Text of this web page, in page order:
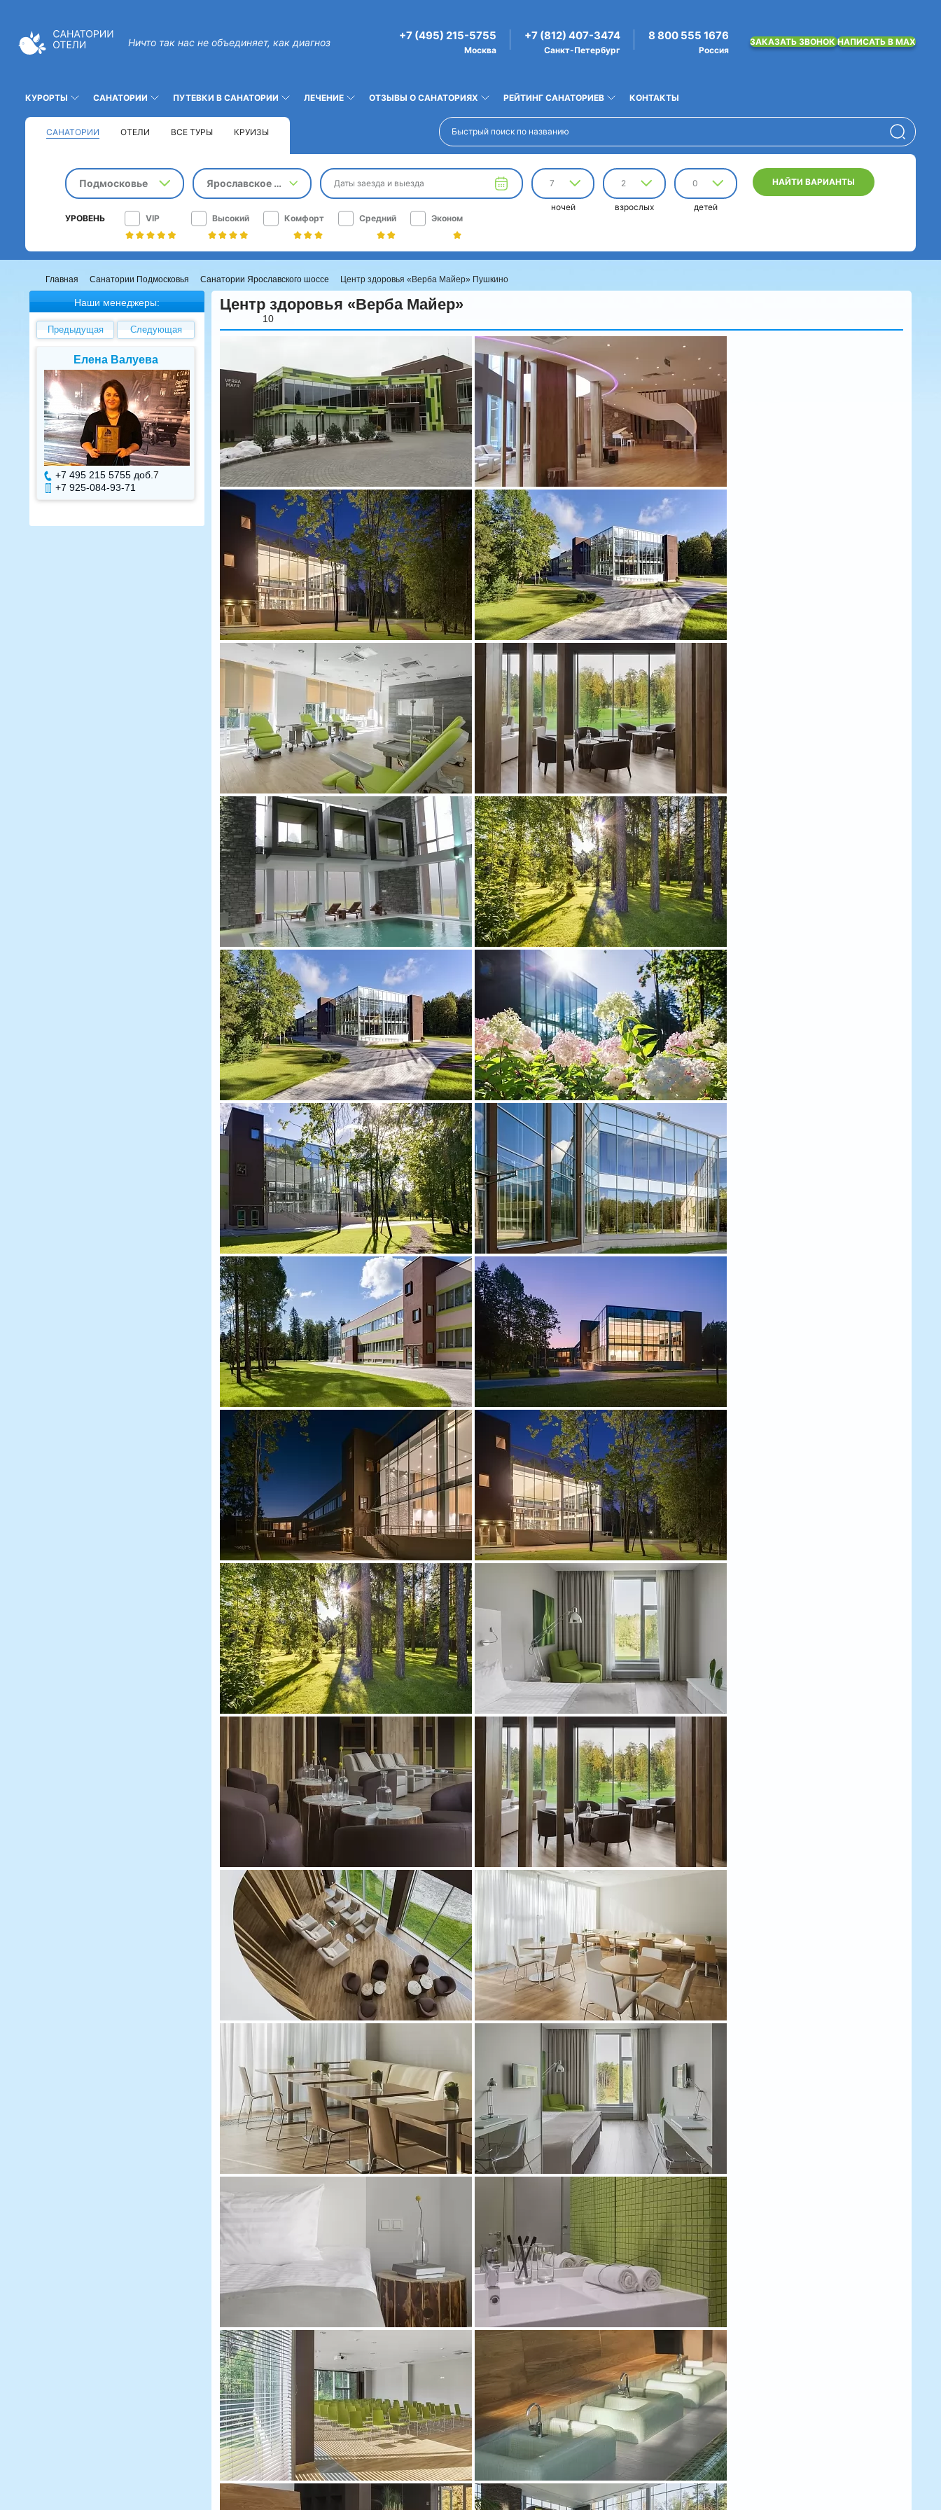
Ничто так нас не объединяет, как диагноз
+7 (495) 215-5755
Москва
+7 (812) 407-3474
Санкт-Петербург
8 800 555 1676
Россия
ЗАКАЗАТЬ ЗВОНОКНАПИСАТЬ В MAX
КУРОРТЫ САНАТОРИИ ПУТЕВКИ В САНАТОРИИ ЛЕЧЕНИЕ ОТЗЫВЫ О САНАТОРИЯХ РЕЙТИНГ САНАТОРИЕВ КОНТАКТЫ
САНАТОРИИ ОТЕЛИ ВСЕ ТУРЫ КРУИЗЫ
Подмосковье Ярославское шоссе Даты заезда и выезда 7
ночей
2
взрослых
0
детей
НАЙТИ ВАРИАНТЫ
УРОВЕНЬ VIP Высокий Комфорт Средний Эконом
Главная Санатории Подмосковья Санатории Ярославского шоссе Центр здоровья «Верба Майер» Пушкино
Наши менеджеры:
Предыдущая Следующая
Елена Валуева
+7 495 215 5755 доб. 7
+7 925-084-93-71
+7 495 215 5755 доб. 2
+7 925-084-93-70
Александр
+7 495 215 5755 доб.
+7 925-903-05-93
Центр здоровья «Верба Майер»
10